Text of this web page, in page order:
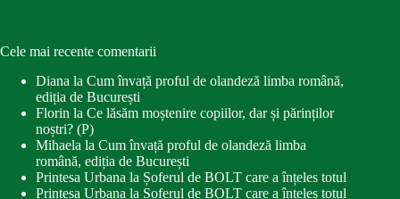
Cele mai recente comentarii
Diana la Cum învață proful de olandeză limba română,
ediția de București
Florin la Ce lăsăm moștenire copiilor, dar și părinților
noștri? (P)
Mihaela la Cum învață proful de olandeză limba
română, ediția de București
Printesa Urbana la Șoferul de BOLT care a înțeles totul
Printesa Urbana la Șoferul de BOLT care a înțeles totul